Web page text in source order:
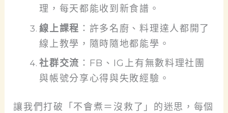
理，每天都能收到新食譜。
線上課程 ：許多名廚、料理達人都開了
線上教學，隨時隨地都能學。
社群交流 ：FB、IG上有無數料理社團
與帳號分享心得與失敗經驗。
讓我們打破「不會煮＝沒救了」的迷思，每個